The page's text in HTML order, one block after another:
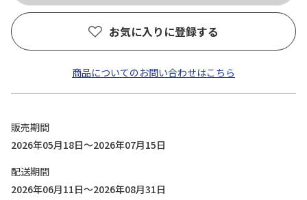
お気に入りに登録する
商品についてのお問い合わせはこちら
販売期間
2026年05月18日～2026年07月15日
配送期間
2026年06月11日～2026年08月31日